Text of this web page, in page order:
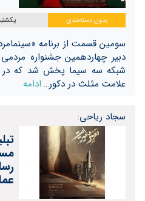
بدون دسته‌بندی یکشنبه 24 دی 1402،
سومین قسمت از برنامه
دبیر چهاردهمین جشنواره
شبکه سه سیما پخش شد که در
علامت مثلث در دکور… ادامه
سجاد ریاحی: